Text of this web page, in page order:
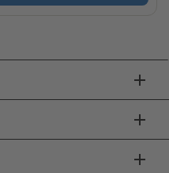
add
add
add